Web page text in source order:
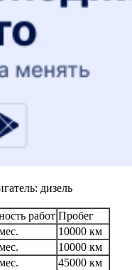
дизель
работ Пробег
10000 км
10000 км
45000 км